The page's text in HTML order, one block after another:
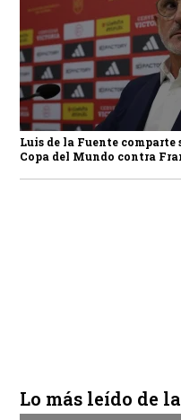
Luis de la Fuente
Copa del Mundo contra
Lo más leído de